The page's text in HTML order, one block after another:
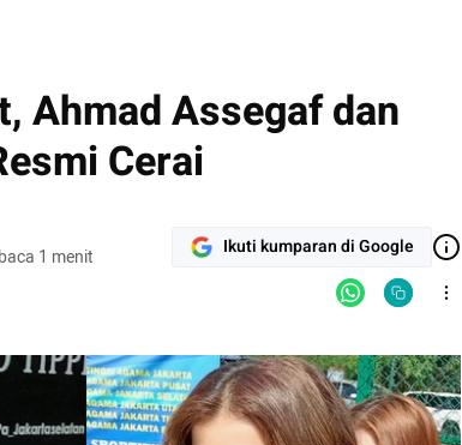
Ahmad Assegaf dan
Cerai
1 menit Ikuti kumparan di Google